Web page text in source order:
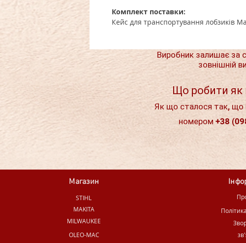
Комплект поставки:
Кейс для транспортування лобзиків
Виробник залишає за
зовнішній
Що робити як
Як що сталося так, що
номером +38
Магазин
STIHL
MAKITA
MILWAUKEE
OLEO-MAC